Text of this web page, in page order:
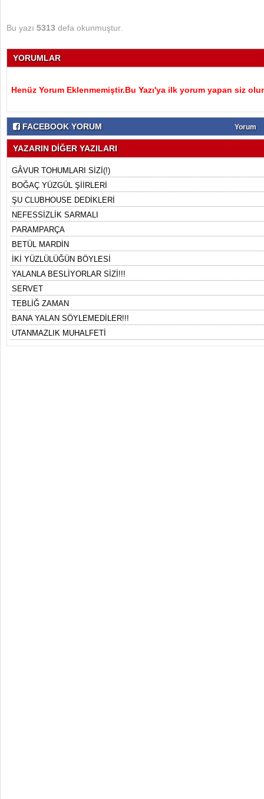
Bu yazı 5313 defa okunmuştur.
YORUMLAR
Henüz Yorum Eklenmemiştir.Bu Yazı'ya ilk yorum yapan siz
FACEBOOK YORUM Yorum
YAZARIN DİĞER YAZILARI
GÂVUR TOHUMLARI SİZİ(!)
BOĞAÇ YÜZGÜL ŞİİRLERİ
ŞU CLUBHOUSE DEDİKLERİ
NEFESSİZLİK SARMALI
PARAMPARÇA
BETÜL MARDİN
İKİ YÜZLÜLÜĞÜN BÖYLESİ
YALANLA BESLİYORLAR SİZİ!!!
SERVET
TEBLİĞ ZAMAN
BANA YALAN SÖYLEMEDİLER!!!
UTANMAZLIK MUHALFETİ